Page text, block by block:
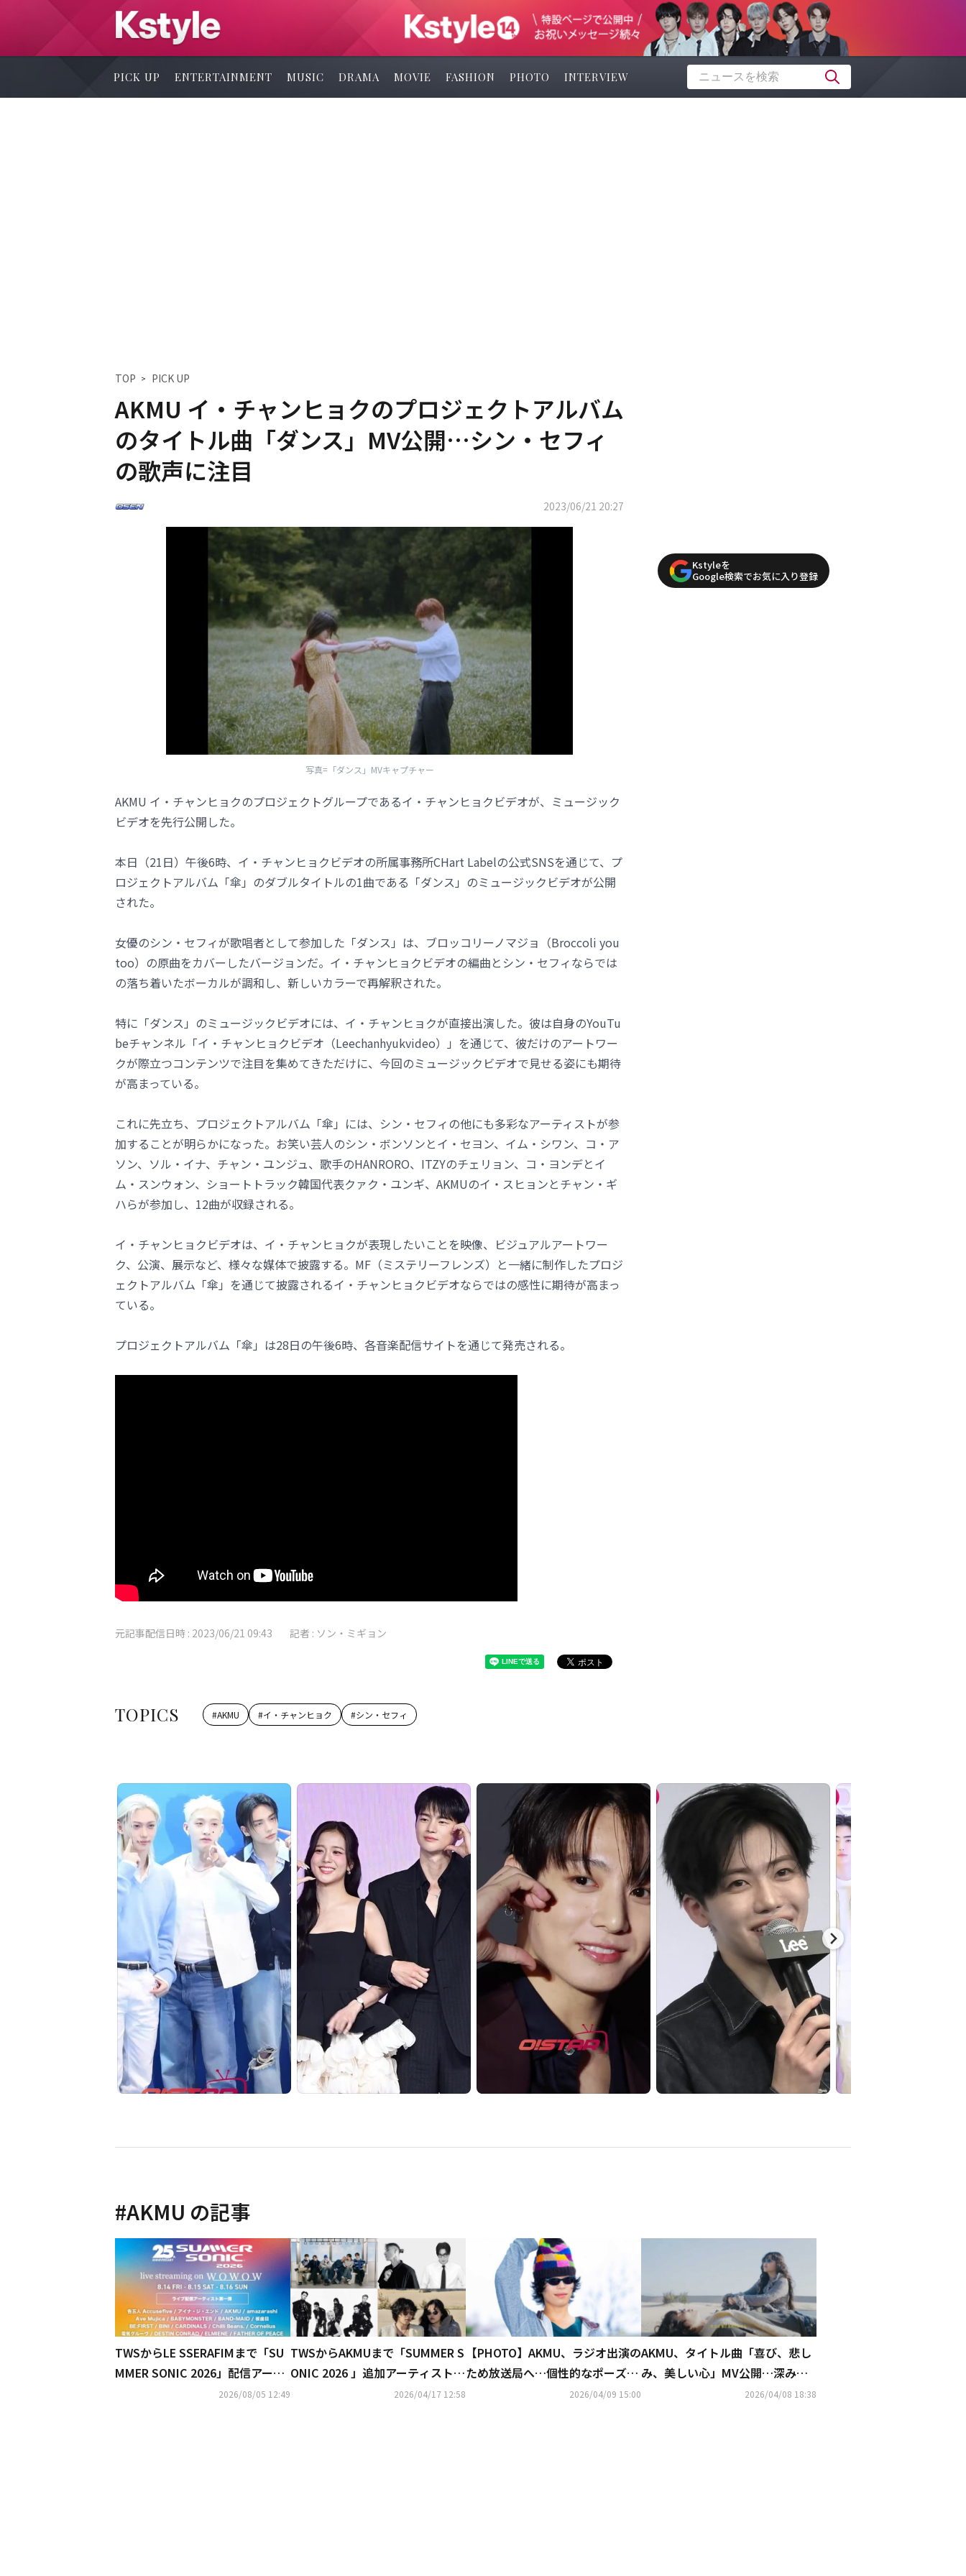
PICK UP ENTERTAINMENT MUSIC DRAMA MOVIE FASHION PHOTO INTERVIEW
TOP PICK UP
AKMU イ・チャンヒョクのプロジェクトアルバム
のタイトル曲「ダンス」MV公開…シン・セフィ
の歌声に注目
2023/06/21 20:27
写真=「ダンス」MVキャプチャー
AKMU イ・チャンヒョクのプロジェクトグループであるイ・チャンヒョクビデオが、ミュージック
ビデオを先行公開した。
本日（21日）午後6時、イ・チャンヒョクビデオの所属事務所CHart Labelの公式SNSを通じて、プ
ロジェクトアルバム「傘」のダブルタイトルの1曲である「ダンス」のミュージックビデオが公開
された。
女優のシン・セフィが歌唱者として参加した「ダンス」は、ブロッコリーノマジョ（Broccoli you
too）の原曲をカバーしたバージョンだ。イ・チャンヒョクビデオの編曲とシン・セフィならでは
の落ち着いたボーカルが調和し、新しいカラーで再解釈された。
特に「ダンス」のミュージックビデオには、イ・チャンヒョクが直接出演した。彼は自身のYouTu
beチャンネル「イ・チャンヒョクビデオ（Leechanhyukvideo）」を通じて、彼だけのアートワー
クが際立つコンテンツで注目を集めてきただけに、今回のミュージックビデオで見せる姿にも期待
が高まっている。
これに先立ち、プロジェクトアルバム「傘」には、シン・セフィの他にも多彩なアーティストが参
加することが明らかになった。お笑い芸人のシン・ボンソンとイ・セヨン、イム・シワン、コ・ア
ソン、ソル・イナ、チャン・ユンジュ、歌手のHANRORO、ITZYのチェリョン、コ・ヨンデとイ
ム・スンウォン、ショートトラック韓国代表クァク・ユンギ、AKMUのイ・スヒョンとチャン・ギ
ハらが参加し、12曲が収録される。
イ・チャンヒョクビデオは、イ・チャンヒョクが表現したいことを映像、ビジュアルアートワー
ク、公演、展示など、様々な媒体で披露する。MF（ミステリーフレンズ）と一緒に制作したプロジ
ェクトアルバム「傘」を通じて披露されるイ・チャンヒョクビデオならではの感性に期待が高まっ
ている。
プロジェクトアルバム「傘」は28日の午後6時、各音楽配信サイトを通じて発売される。
元記事配信日時 : 2023/06/21 09:43 記者 : ソン・ミギョン
TOPICS #AKMU #イ・チャンヒョク #シン・セフィ
Kstyleを
Google検索でお気に入り登録
#AKMU の記事
TWSからLE SSERAFIMまで「SU
MMER SONIC 2026」配信アーテ
2026/08/05 12:49
TWSからAKMUまで「SUMMER S
ONIC 2026 」追加アーティストが
2026/04/17 12:58
【PHOTO】AKMU、ラジオ出演の
ため放送局へ…個性的なポーズで
2026/04/09 15:00
AKMU、タイトル曲「喜び、悲し
み、美しい心」MV公開…深みの
ある歌声で慰めのメッセージ
2026/04/08 18:38